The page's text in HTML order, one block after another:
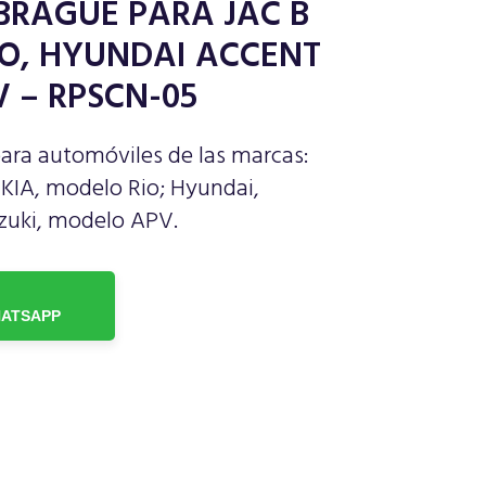
PARA JAC B
HYUNDAI ACCENT
– RPSCN-05
automóviles de las marcas:
modelo Rio; Hyundai,
modelo APV.